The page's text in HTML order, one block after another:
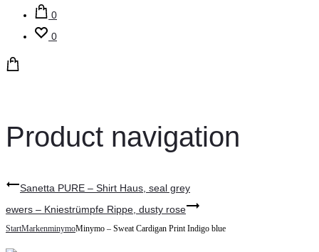
0
0
Product navigation
Sanetta PURE – Shirt Haus, seal grey
ewers – Kniestrümpfe Rippe, dusty rose
StartMarkenminymoMinymo – Sweat Cardigan Print Indigo blue